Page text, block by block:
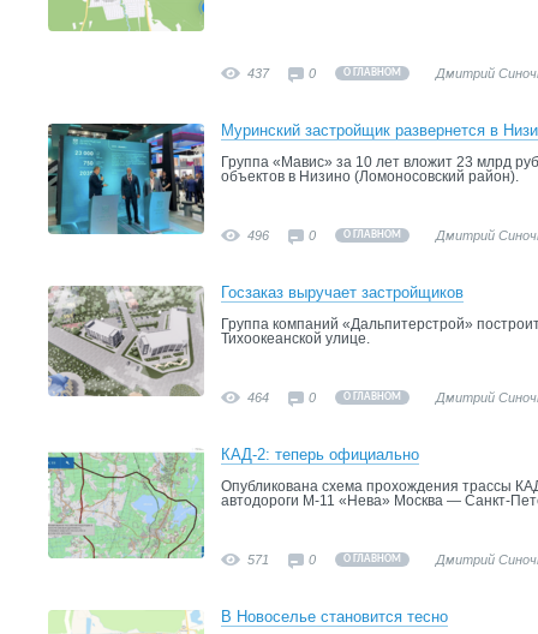
437 0 О ГЛАВНОМ Дмитрий
Муринский застройщик развернется в
Группа «Мавис» за 10 лет вложит 23 млрд
объектов в Низино (Ломоносовский район).
496 0 О ГЛАВНОМ Дмитрий
Госзаказ выручает застройщиков
Группа компаний «Дальпитерстрой»
Тихоокеанской улице.
464 0 О ГЛАВНОМ Дмитрий
КАД-2: теперь официально
Опубликована схема прохождения трассы
автодороги М-11 «Нева» Москва — Санкт-
571 0 О ГЛАВНОМ Дмитрий
В Новоселье становится тесно